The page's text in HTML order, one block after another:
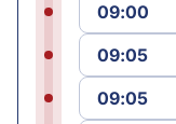
09:00
09:05
09:05